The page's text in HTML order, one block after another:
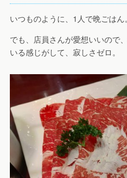
いつものように、1人で晩ごはん。
でも、店員さんが愛想いいので
いる感じがして、寂しさゼロ。